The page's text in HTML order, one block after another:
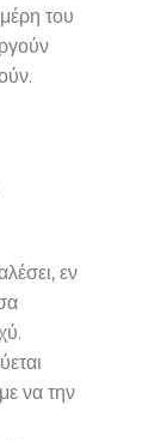
του
εν
να την